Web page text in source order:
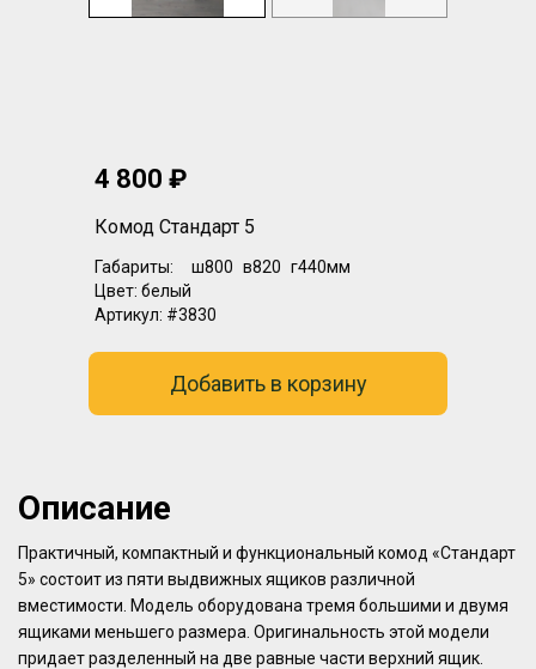
4 800 ₽
Комод Стандарт 5
Габариты: ш800 в820 г440мм
Цвет: белый
Артикул: #3830
Добавить в корзину
Описание
Практичный, компактный и функциональный комод «Стандарт
5» состоит из пяти выдвижных ящиков различной
вместимости. Модель оборудована тремя большими и двумя
ящиками меньшего размера. Оригинальность этой модели
придает разделенный на две равные части верхний ящик.